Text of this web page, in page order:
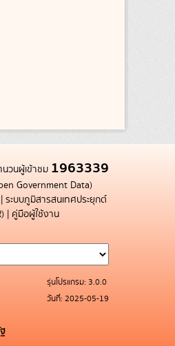
นวนผู้เข้าชม 1963339
Government Data)
| ระบบภูมิสารสนเทศประยุกต์
| คู่มือผู้ใช้งาน
รุ่นโปรแกรม: 3.0.0
วันที่: 2025-05-19